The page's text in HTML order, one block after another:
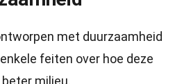
met duurzaamheid
feiten over hoe deze
milieu.